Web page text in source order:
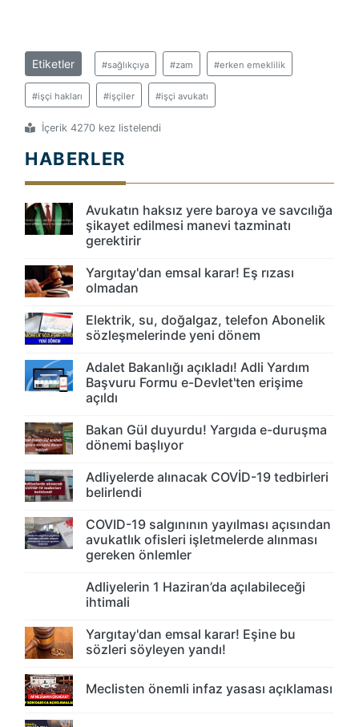
Etiketler #sağlıkçıya #zam #erken emeklilik
#işçi hakları #işçiler #işçi avukatı
İçerik 4270 kez listelendi
HABERLER
Avukatın haksız yere baroya ve savcılığa
şikayet edilmesi manevi tazminatı
gerektirir
Yargıtay'dan emsal karar! Eş rızası
olmadan
Elektrik, su, doğalgaz, telefon Abonelik
sözleşmelerinde yeni dönem
Adalet Bakanlığı açıkladı! Adli Yardım
Başvuru Formu e-Devlet'ten erişime
açıldı
Bakan Gül duyurdu! Yargıda e-duruşma
dönemi başlıyor
Adliyelerde alınacak COVİD-19 tedbirleri
belirlendi
COVID-19 salgınının yayılması açısından
avukatlık ofisleri işletmelerde alınması
gereken önlemler
Adliyelerin 1 Haziran’da açılabileceği
ihtimali
Yargıtay'dan emsal karar! Eşine bu
sözleri söyleyen yandı!
Meclisten önemli infaz yasası açıklaması